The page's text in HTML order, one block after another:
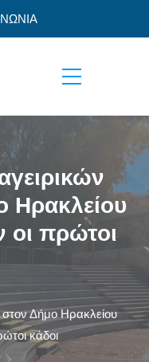
Ηρακλείου
οι πρώτοι
Δήμο Ηρακλείου
κάδοι